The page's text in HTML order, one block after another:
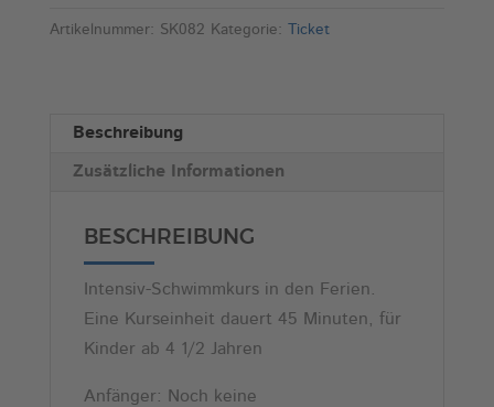
(Sommer
Menge
Artikelnummer: SK082 Kategorie: Ticket
Beschreibung
Zusätzliche Informationen
BESCHREIBUNG
Intensiv-Schwimmkurs in den Ferien.
Eine Kurseinheit dauert 45 Minuten, für
Kinder ab 4 1/2 Jahren
Anfänger: Noch keine